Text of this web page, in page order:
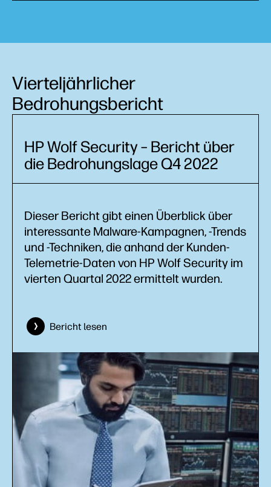
Vierteljährlicher
Bedrohungsbericht
HP Wolf Security – Bericht über
die Bedrohungslage Q4 2022
Dieser Bericht gibt einen Überblick über
interessante Malware-Kampagnen, -Trends
und -Techniken, die anhand der Kunden-
Telemetrie-Daten von HP Wolf Security im
vierten Quartal 2022 ermittelt wurden.
Bericht lesen